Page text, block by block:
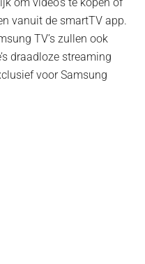
vanuit de smartTV app.
TV’s zullen ook
draadloze streaming
voor Samsung